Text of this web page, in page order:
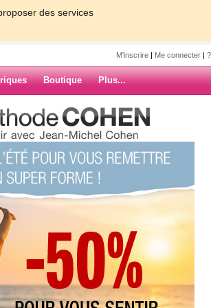
des services
M'inscrire | Me connecter |
Boutique Plus...
tout le
ARCHIVES